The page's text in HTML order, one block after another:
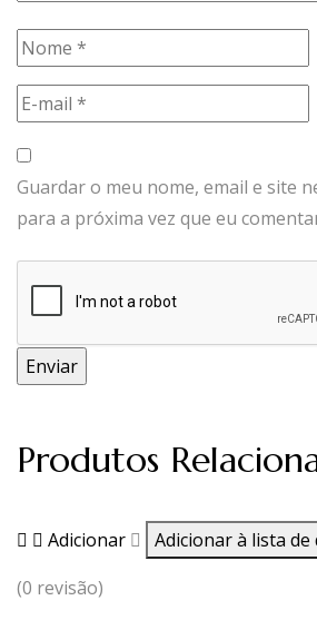
Guardar o meu nome, email e site
para a próxima vez que eu
Produtos
Adicionar Adicionar à lista de
(0 revisão)